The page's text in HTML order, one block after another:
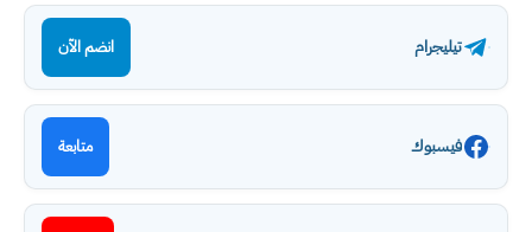
تيليجرام انضم الآن
فيسبوك متابعة